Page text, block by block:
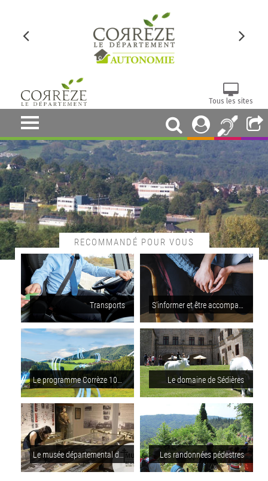
Tous les sites
RECOMMANDÉ POUR VOUS
Transports S'informer et être accompagné pour les personnes en situation de handicap
Le programme Corrèze 100% fibre Le domaine de Sédières
Le musée départemental de la Résistance Henri Queuille Les randonnées pédestres